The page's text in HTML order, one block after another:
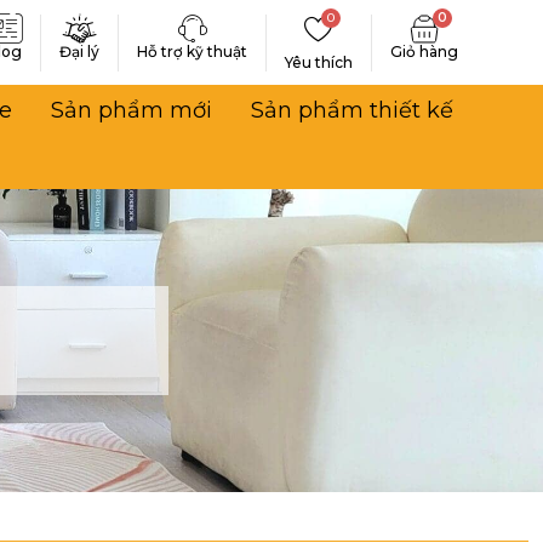
Đại lý Hỗ trợ kỹ thuật
Yêu thích
0 0
Sản phẩm mới
Sản phẩm thiết kế